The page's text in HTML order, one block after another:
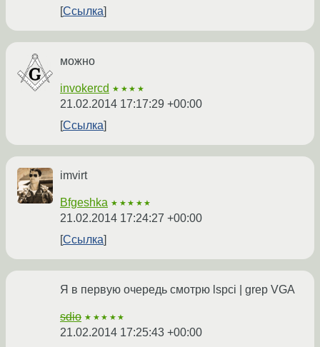
Ссылка
можно
invokercd ★★★★
21.02.2014 17:17:29 +00:00
Ссылка
imvirt
Bfgeshka ★★★★★
21.02.2014 17:24:27 +00:00
Ссылка
Я в первую очередь смотрю lspci | grep VGA
sdio ★★★★★
21.02.2014 17:25:43 +00:00